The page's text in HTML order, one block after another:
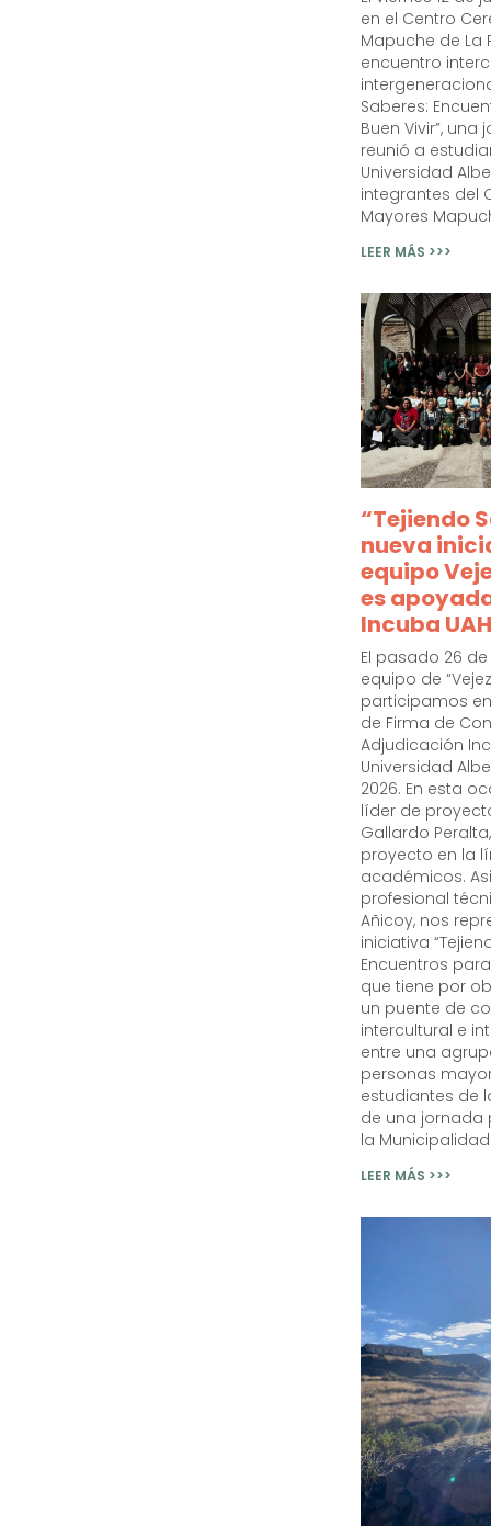
en el Centro
Mapuche de La
encuentro
Saberes:
Buen Vivir”,
reunió a
Universidad
integrantes del
Mayores
LEER MÁS >>>
“Tejiendo
nueva
equipo
es
Incuba UAH
El pasado 26
equipo de
participamos
de Firma de
Adjudicación
Universidad
2026. En esta
líder de
Gallardo
proyecto en la
académicos.
profesional
Añicoy, nos
iniciativa
Encuentros para
que tiene por
un puente de
intercultural e
entre una
personas
estudiantes de
de una jornada
la
LEER MÁS >>>